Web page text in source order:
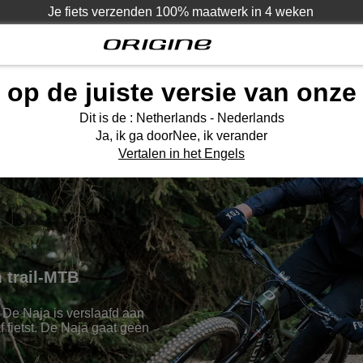
Je fiets verzenden 100% maatwerk in 4 weken
op de juiste versie van
Dit is de : Netherlands - Nederlands
Ja, ik ga doorNee, ik verander
Vertalen in het Engels
Presentatie Modellen Technologie
trail-MTB
Naja is verslaafd aan
fietst. De Naja gaat geen